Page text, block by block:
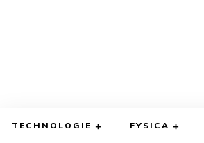
TECHNOLOGIE FYSICA